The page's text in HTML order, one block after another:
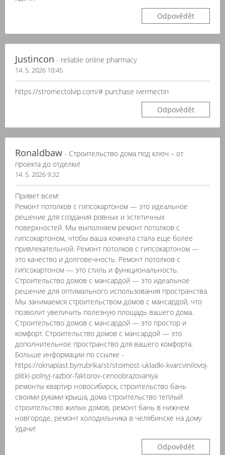
Odpovědět
Justincon - reliable online pharmacy
14. 5. 2026 10:45
https://stromectolvip.com/# purchase ivermectin
Odpovědět
Ronaldbaw - Строительство дома под ключ – от
проекта до отделки!
14. 5. 2026 9:32
Привет всем!
Ремонт потолков с гипсокартоном — это идеальное
решение для создания ровных и эстетичных
поверхностей. Мы выполняем ремонт потолков с
гипсокартоном, чтобы ваша комната стала еще более
привлекательной. Ремонт потолков с гипсокартоном —
это качество и долговечность. Ремонт потолков с
гипсокартоном — это стиль и функциональность.
Строительство домов с мансардой — это идеальное
решение для оптимального использования пространства.
Мы занимаемся строительством домов с мансардой, что
позволит увеличить полезную площадь вашего дома.
Строительство домов с мансардой — это простор и
комфорт. Строительство домов с мансардой — это
дополнительное пространство для вашего комфорта.
Больше информации по ссылке -
https://oknaplast.by/rubrika/st/stoimost-ukladki-kvarcvinilovoj-
plitki-polnyj-razbor-faktorov-cenoobrazovaniya
ремонты квартир новосибирск, строительство бань
своими руками крыша, дома строительство теплый
строительство жилых домов, ремонт бань в нижнем
новгороде, ремонт холодильника в челябинске на дому
Удачи!
Odpovědět